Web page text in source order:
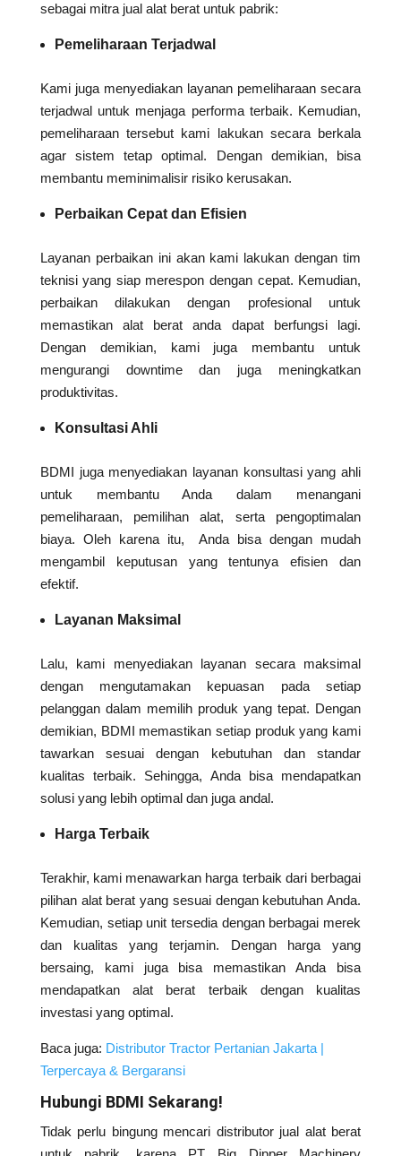
sebagai mitra jual alat berat untuk pabrik:
Pemeliharaan Terjadwal
Kami juga menyediakan layanan pemeliharaan secara
terjadwal untuk menjaga performa terbaik. Kemudian,
pemeliharaan tersebut kami lakukan secara berkala
agar sistem tetap optimal. Dengan demikian, bisa
membantu meminimalisir risiko kerusakan.
Perbaikan Cepat dan Efisien
Layanan perbaikan ini akan kami lakukan dengan tim
teknisi yang siap merespon dengan cepat. Kemudian,
perbaikan dilakukan dengan profesional untuk
memastikan alat berat anda dapat berfungsi lagi.
Dengan demikian, kami juga membantu untuk
mengurangi downtime dan juga meningkatkan
produktivitas.
Konsultasi Ahli
BDMI juga menyediakan layanan konsultasi yang ahli
untuk membantu Anda dalam menangani
pemeliharaan, pemilihan alat, serta pengoptimalan
biaya. Oleh karena itu, Anda bisa dengan mudah
mengambil keputusan yang tentunya efisien dan
efektif.
Layanan Maksimal
Lalu, kami menyediakan layanan secara maksimal
dengan mengutamakan kepuasan pada setiap
pelanggan dalam memilih produk yang tepat. Dengan
demikian, BDMI memastikan setiap produk yang kami
tawarkan sesuai dengan kebutuhan dan standar
kualitas terbaik. Sehingga, Anda bisa mendapatkan
solusi yang lebih optimal dan juga andal.
Harga Terbaik
Terakhir, kami menawarkan harga terbaik dari berbagai
pilihan alat berat yang sesuai dengan kebutuhan Anda.
Kemudian, setiap unit tersedia dengan berbagai merek
dan kualitas yang terjamin. Dengan harga yang
bersaing, kami juga bisa memastikan Anda bisa
mendapatkan alat berat terbaik dengan kualitas
investasi yang optimal.
Baca juga: Distributor Tractor Pertanian Jakarta |
Terpercaya & Bergaransi
Hubungi BDMI Sekarang!
Tidak perlu bingung mencari distributor jual alat berat